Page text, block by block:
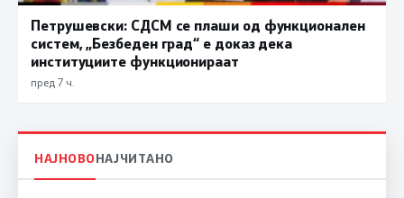
Петрушевски: СДСМ се плаши од функционален
систем, „Безбеден град“ е доказ дека
институциите функционираат
пред 7 ч.
НАЈНОВОНАЈЧИТАНО